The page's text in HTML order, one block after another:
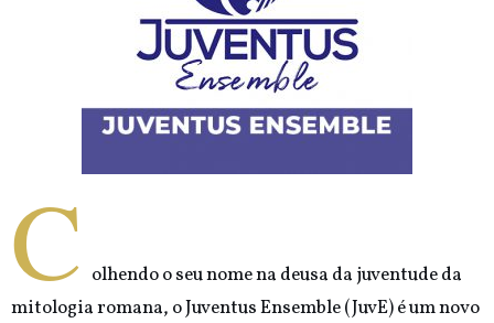
C olhendo o seu nome na deusa da juventude da
mitologia romana, o Juventus Ensemble (JuvE) é um novo